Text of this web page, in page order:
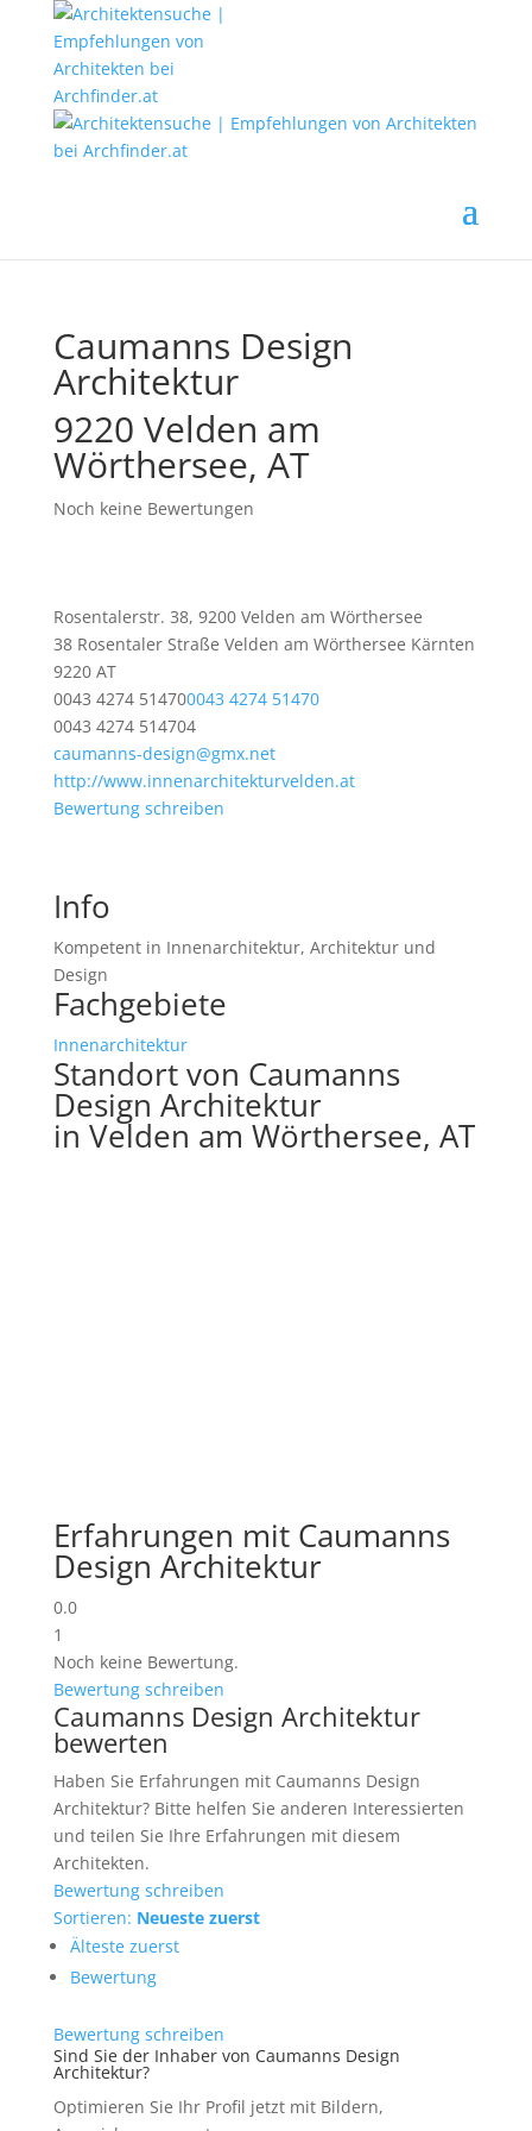
Caumanns Design
Architektur
9220 Velden am
Wörthersee, AT
Noch keine Bewertungen
Rosentalerstr. 38, 9200 Velden am Wörthersee
38 Rosentaler Straße Velden am Wörthersee Kärnten
9220 AT
0043 4274 514700043 4274 51470
0043 4274 514704
caumanns-design@gmx.net
http://www.innenarchitekturvelden.at
Bewertung schreiben
Info
Kompetent in Innenarchitektur, Architektur und
Design
Fachgebiete
Innenarchitektur
Standort von Caumanns
Design Architektur
in Velden am Wörthersee, AT
Erfahrungen mit Caumanns
Design Architektur
0.0
1
Noch keine Bewertung.
Bewertung schreiben
Caumanns Design Architektur
bewerten
Haben Sie Erfahrungen mit Caumanns Design
Architektur? Bitte helfen Sie anderen Interessierten
und teilen Sie Ihre Erfahrungen mit diesem
Architekten.
Bewertung schreiben
Sortieren: Neueste zuerst
Älteste zuerst
Bewertung
Bewertung schreiben
Sind Sie der Inhaber von Caumanns Design
Architektur?
Optimieren Sie Ihr Profil jetzt mit Bildern,